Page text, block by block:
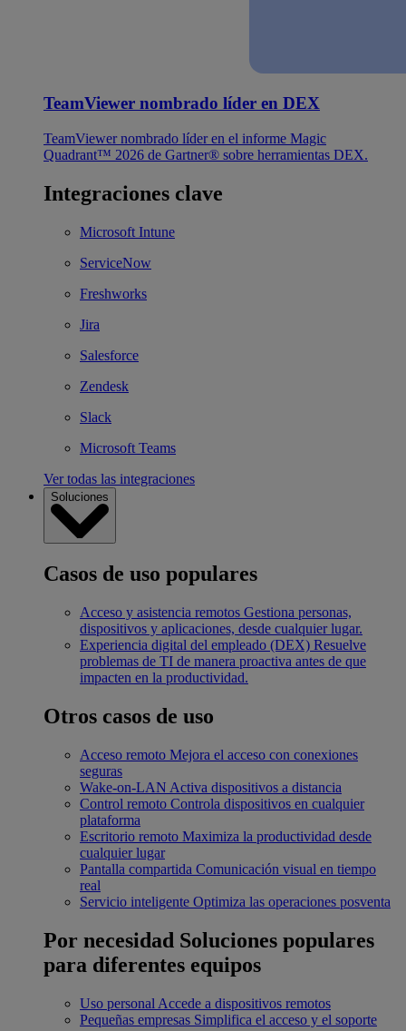
TeamViewer nombrado líder en DEX
TeamViewer nombrado líder en el informe Magic
Quadrant™ 2026 de Gartner® sobre herramientas DEX.
Integraciones clave
Microsoft Intune
ServiceNow
Freshworks
Jira
Salesforce
Zendesk
Slack
Microsoft Teams
Ver todas las integraciones
Soluciones
Casos de uso populares
Acceso y asistencia remotos Gestiona personas,
dispositivos y aplicaciones, desde cualquier lugar.
Experiencia digital del empleado (DEX) Resuelve
problemas de TI de manera proactiva antes de que
impacten en la productividad.
Otros casos de uso
Acceso remoto Mejora el acceso con conexiones
seguras
Wake-on-LAN Activa dispositivos a distancia
Control remoto Controla dispositivos en cualquier
plataforma
Escritorio remoto Maximiza la productividad desde
cualquier lugar
Pantalla compartida Comunicación visual en tiempo
real
Servicio inteligente Optimiza las operaciones posventa
Por necesidad Soluciones populares
para diferentes equipos
Uso personal Accede a dispositivos remotos
Pequeñas empresas Simplifica el acceso y el soporte